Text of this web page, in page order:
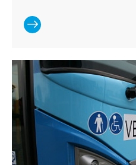
Artikel lesen:
Linie 350:
Vollsperrung
der K25 in
Grebin